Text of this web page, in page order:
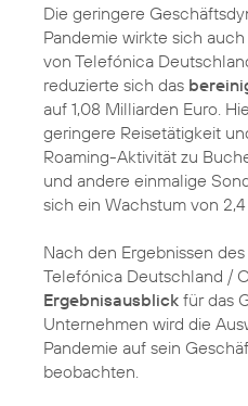
Die geringere
Pandemie wirkte sich
von Telefónica
reduzierte sich das
auf 1,08 Milliarden Euro.
geringere Reisetätigkeit
Roaming-Aktivität zu
und andere einmalige
sich ein Wachstum von 2,4
Nach den Ergebnissen
Telefónica Deutschland /
Ergebnisausblick für das
Unternehmen wird die
Pandemie auf sein
beobachten.